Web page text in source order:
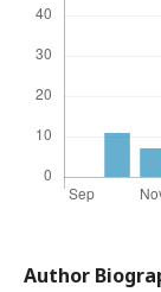
Author